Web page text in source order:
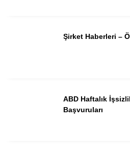
Kripto
Şirket Haberleri –
ABD Haftalık
Başvuruları